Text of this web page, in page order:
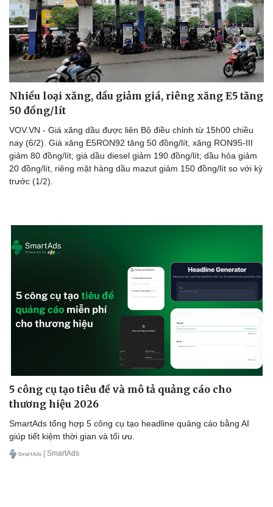
Doanh nghiệp
Thông tin doanh nghiệp
Doanh nghiệp 24h
Vì cộng đồng
Công nghệ
Sành điệu
Chuyển đổi số
Nhiều loại xăng, dầu giảm giá, riêng xăng E5 tăng
50 đồng/lít
VOV.VN - Giá xăng dầu được liên Bộ điều chỉnh từ 15h00 chiều
nay (6/2). Giá xăng E5RON92 tăng 50 đồng/lít, xăng RON95-III
giảm 80 đồng/lít; giá dầu diesel giảm 190 đồng/lít; dầu hỏa giảm
20 đồng/lít, riêng mặt hàng dầu mazut giảm 150 đồng/lít so với kỳ
trước (1/2).
5 công cụ tạo tiêu đề và mô tả quảng cáo cho
thương hiệu 2026
SmartAds tổng hợp 5 công cụ tạo headline quảng cáo bằng AI
giúp tiết kiệm thời gian và tối ưu.
| SmartAds